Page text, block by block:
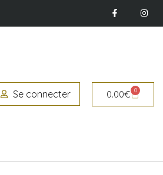
Se connecter 0.00€ 0